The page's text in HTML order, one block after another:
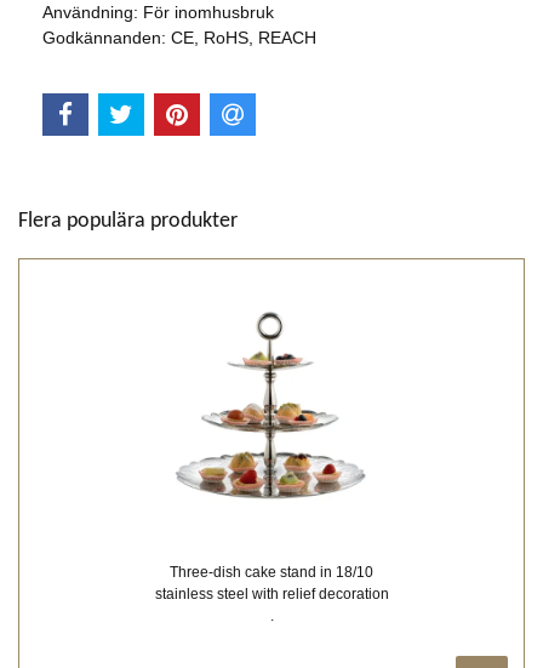
Användning: För inomhusbruk
Godkännanden: CE, RoHS, REACH
Flera populära produkter
Three-dish cake stand in 18/10
stainless steel with relief decoration